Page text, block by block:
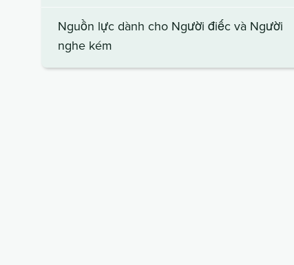
Nguồn lực dành cho Người điếc và Người
nghe kém